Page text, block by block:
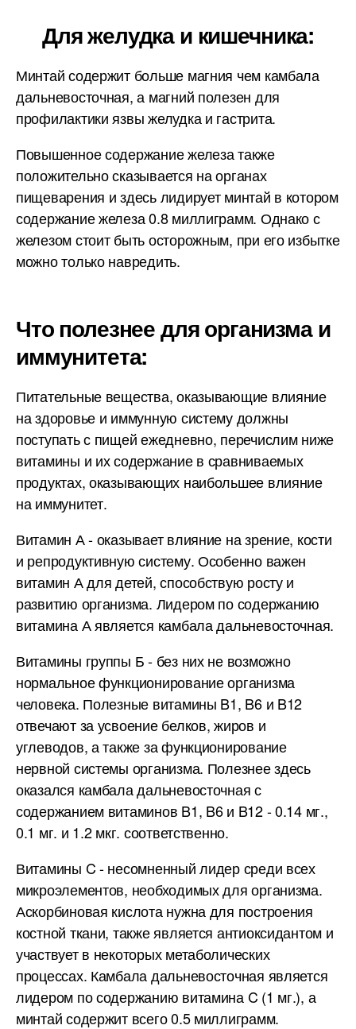
Для желудка и кишечника:
Минтай содержит больше магния чем камбала
дальневосточная, а магний полезен для
профилактики язвы желудка и гастрита.
Повышенное содержание железа также
положительно сказывается на органах
пищеварения и здесь лидирует минтай в котором
содержание железа 0.8 миллиграмм. Однако с
железом стоит быть осторожным, при его избытке
можно только навредить.
Что полезнее для организма и
иммунитета:
Питательные вещества, оказывающие влияние
на здоровье и иммунную систему должны
поступать с пищей ежедневно, перечислим ниже
витамины и их содержание в сравниваемых
продуктах, оказывающих наибольшее влияние
на иммунитет.
Витамин А - оказывает влияние на зрение, кости
и репродуктивную систему. Особенно важен
витамин А для детей, способствую росту и
развитию организма. Лидером по содержанию
витамина А является камбала дальневосточная.
Витамины группы Б - без них не возможно
нормальное функционирование организма
человека. Полезные витамины B1, B6 и B12
отвечают за усвоение белков, жиров и
углеводов, а также за функционирование
нервной системы организма. Полезнее здесь
оказался камбала дальневосточная с
содержанием витаминов B1, B6 и B12 - 0.14 мг.,
0.1 мг. и 1.2 мкг. соответственно.
Витамины C - несомненный лидер среди всех
микроэлементов, необходимых для организма.
Аскорбиновая кислота нужна для построения
костной ткани, также является антиоксидантом и
участвует в некоторых метаболических
процессах. Камбала дальневосточная является
лидером по содержанию витамина C (1 мг.), а
минтай содержит всего 0.5 миллиграмм.